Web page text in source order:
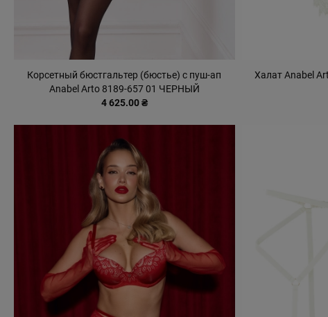
Корсетный бюстгальтер (бюстье) с пуш-ап
Anabel Arto 8189-657 01 ЧЕРНЫЙ
4 625.00 ₴
Халат Anabel